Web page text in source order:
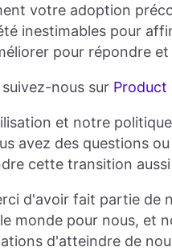
votre adoption
inestimables pour
pour répondre
nous sur Product
et notre
avez des questions
cette transition
d'avoir fait partie de
monde pour nous, et
d'atteindre de